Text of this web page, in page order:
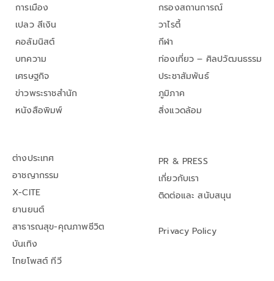
การเมือง
เปลว สีเงิน
คอลัมนิสต์
บทความ
เศรษฐกิจ
ข่าวพระราชสำนัก
หนังสือพิมพ์
กรองสถานการณ์
วาไรตี้
กีฬา
ท่องเที่ยว – ศิลปวัฒนธรรม
ประชาสัมพันธ์
ภูมิภาค
สิ่งแวดล้อม
ต่างประเทศ
อาชญากรรม
X-CITE
ยานยนต์
สาธารณสุข-คุณภาพชีวิต
บันเทิง
ไทยโพสต์ ทีวี
PR & PRESS
เกี่ยวกับเรา
ติดต่อและ สนับสนุน
Privacy Policy